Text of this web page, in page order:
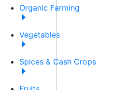
Organic Farming
Vegetables
Spices & Cash Crops